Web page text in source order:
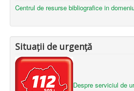
Centrul de resurse bibliografice in
Situații de urgență
Despre serviciul de